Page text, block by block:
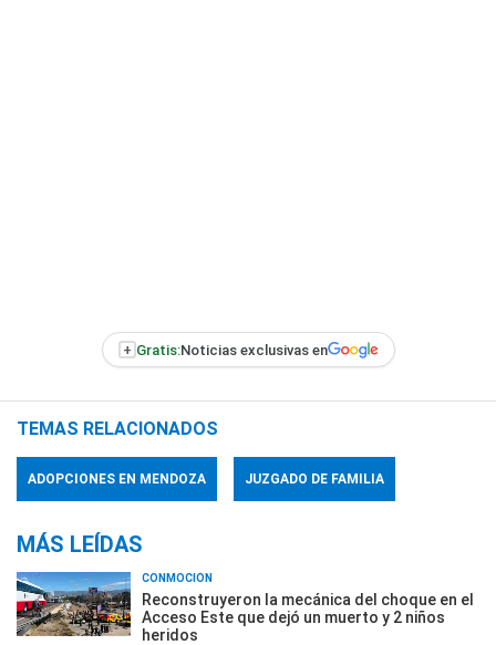
+ Gratis:Noticias exclusivas en
TEMAS RELACIONADOS
ADOPCIONES EN MENDOZA JUZGADO DE FAMILIA
MÁS LEÍDAS
CONMOCIÓN
Reconstruyeron la mecánica del choque en el
Acceso Este que dejó un muerto y 2 niños
heridos